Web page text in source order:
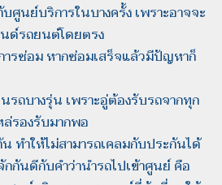
ศูนย์บริการในบางครั้ง เพราะอาจจะ
ด์รถยนต์โดยตรง
ารซ่อม หากซ่อมเสร็จแล้วมีปัญหาก็
รถบางรุ่น เพราะอู่ต้องรับรถจากทุก
รองรับมากพอ
ทำให้ไม่สามารถเคลมกับประกันได้
กันดีกับคำว่านำรถไปเข้าศูนย์ คือ